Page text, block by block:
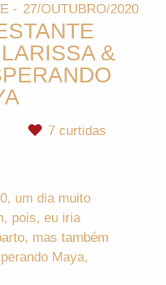
27/OUTUBRO/2020
&
7curtidas
um dia muito
pois, eu iria
mas também
Maya,